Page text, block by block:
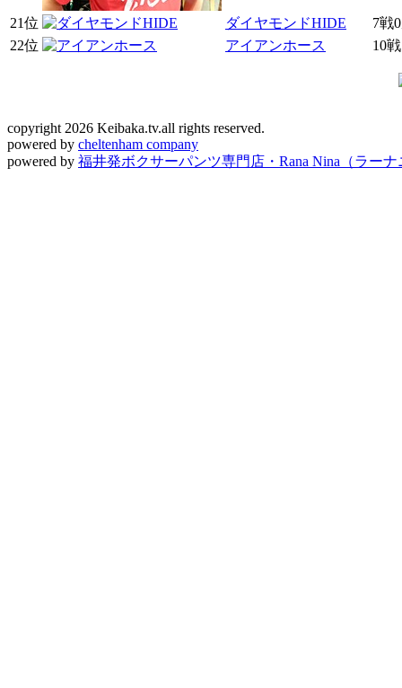
21位 ダイヤモンドHIDE
7戦
22位
アイアンホース 10
copyright 2026 Keibaka.tv.all rights reserved.
powered by cheltenham company
powered by 福井発ボクサーパンツ専門店・Rana Nina（ラー